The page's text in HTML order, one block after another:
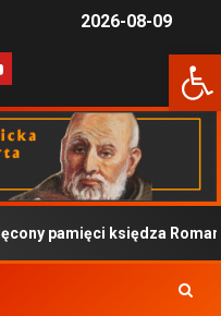
2026-08-09
pamięci księdza